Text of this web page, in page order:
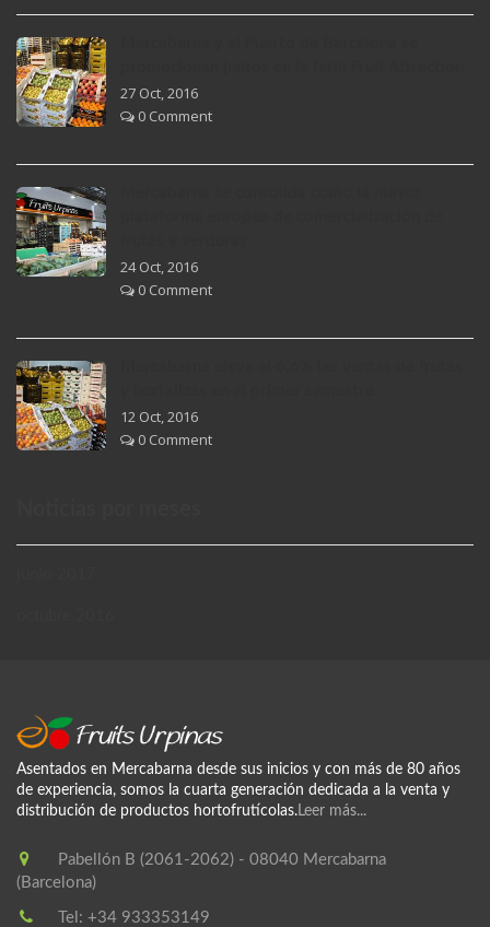
27 Oct, 2016
0 Comment
24 Oct, 2016
0 Comment
12 Oct, 2016
0 Comment
Asentados en Mercabarna desde sus inicios y con más de 80 años
de experiencia, somos la cuarta generación dedicada a la venta y
distribución de productos hortofrutícolas. Leer más...
Pabellón B (2061-2062) - 08040 Mercabarna
(Barcelona)
Tel: +34 933353149